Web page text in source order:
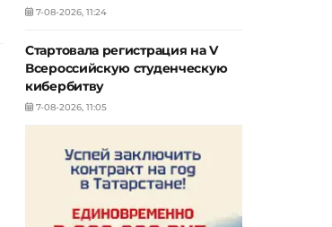
7-08-2026, 11:24
Стартовала регистрация на V
Всероссийскую студенческую
кибербитву
7-08-2026, 11:05